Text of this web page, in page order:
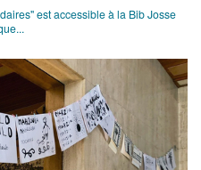
est accessible à la Bib Josse